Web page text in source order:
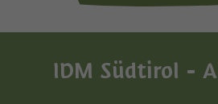
IDM Südtirol -